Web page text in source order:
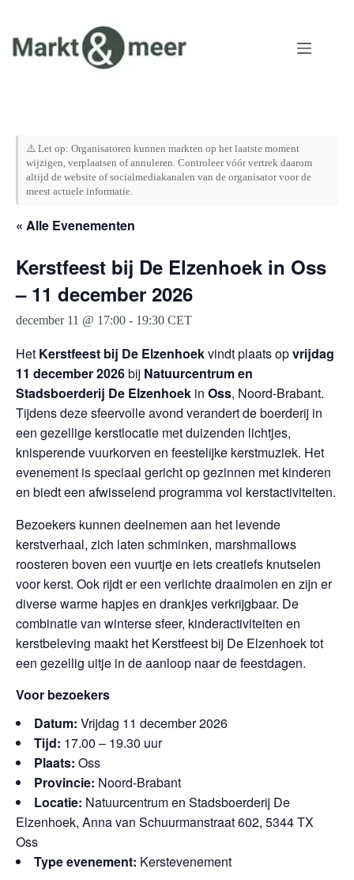
inhoud
⚠️ Let op: Organisatoren kunnen markten op het laatste moment
wijzigen, verplaatsen of annuleren. Controleer vóór vertrek daarom
altijd de website of socialmediakanalen van de organisator voor de
meest actuele informatie.
« Alle Evenementen
Kerstfeest bij De Elzenhoek in Oss
– 11 december 2026
december 11 @ 17:00 - 19:30 CET
Het Kerstfeest bij De Elzenhoekvindt plaats opvrijdag
11 december 2026bij Natuurcentrum en
Stadsboerderij De Elzenhoek in Oss, Noord-Brabant.
Tijdens deze sfeervolle avond verandert de boerderij in
een gezellige kerstlocatie met duizenden lichtjes,
knisperende vuurkorven en feestelijke kerstmuziek. Het
evenement is speciaal gericht op gezinnen met kinderen
en biedt een afwisselend programma vol kerstactiviteiten.
Bezoekers kunnen deelnemen aan het levende
kerstverhaal, zich laten schminken, marshmallows
roosteren boven een vuurtje en iets creatiefs knutselen
voor kerst. Ook rijdt er een verlichte draaimolen en zijn er
diverse warme hapjes en drankjes verkrijgbaar. De
combinatie van winterse sfeer, kinderactiviteiten en
kerstbeleving maakt het Kerstfeest bij De Elzenhoek tot
een gezellig uitje in de aanloop naar de feestdagen.
Voor bezoekers
Datum: Vrijdag 11 december 2026
Tijd: 17.00 – 19.30 uur
Plaats: Oss
Provincie: Noord-Brabant
Locatie: Natuurcentrum en Stadsboerderij De
Elzenhoek, Anna van Schuurmanstraat 602, 5344 TX
Oss
Type evenement: Kerstevenement